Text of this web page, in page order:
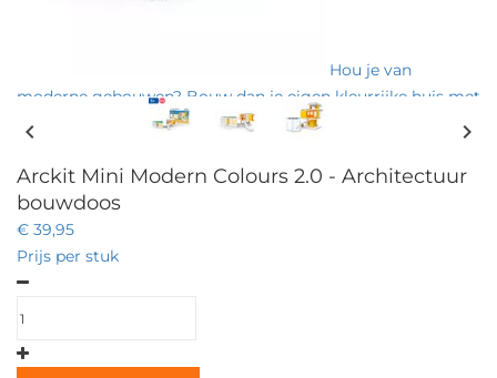
Hou je van
moderne gebouwen? Bouw dan je eigen kleurrijke huis met
de 105-delige architectuur bouwdoos Mini Modern Colours
chevron_left chevron_right
Arckit Mini Modern Colours 2.0 - Architectuur
bouwdoos
€ 39,95
Prijs per stuk